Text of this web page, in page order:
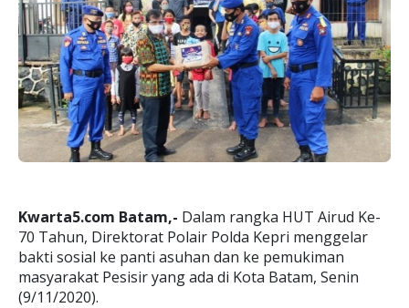
Kwarta5.com Batam,- Dalam rangka HUT Airud Ke-
70 Tahun, Direktorat Polair Polda Kepri menggelar
bakti sosial ke panti asuhan dan ke pemukiman
masyarakat Pesisir yang ada di Kota Batam, Senin
(9/11/2020).